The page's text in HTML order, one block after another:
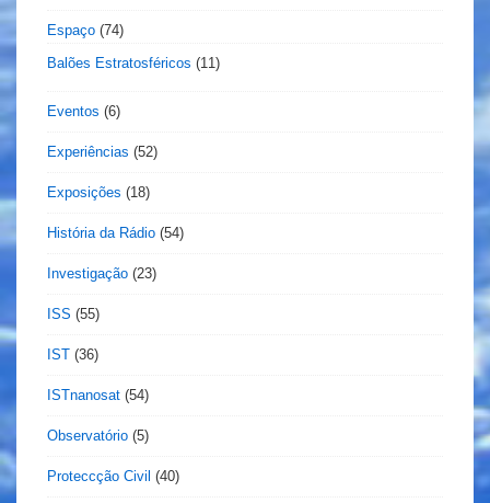
Espaço (74)
Balões Estratosféricos (11)
Eventos (6)
Experiências (52)
Exposições (18)
História da Rádio (54)
Investigação (23)
ISS (55)
IST (36)
ISTnanosat (54)
Observatório (5)
Proteccção Civil (40)